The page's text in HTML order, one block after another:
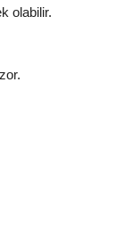
olabilir.